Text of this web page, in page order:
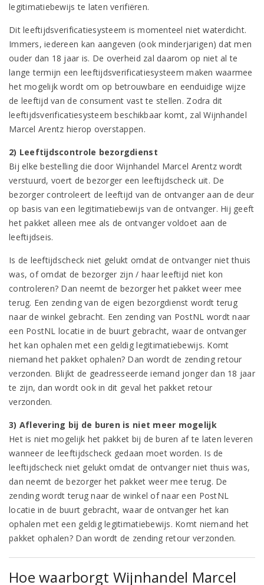
legitimatiebewijs te laten verifiëren.
Dit leeftijdsverificatiesysteem is momenteel niet waterdicht.
Immers, iedereen kan aangeven (ook minderjarigen) dat men
ouder dan 18 jaar is. De overheid zal daarom op niet al te
lange termijn een leeftijdsverificatiesysteem maken waarmee
het mogelijk wordt om op betrouwbare en eenduidige wijze
de leeftijd van de consument vast te stellen. Zodra dit
leeftijdsverificatiesysteem beschikbaar komt, zal Wijnhandel
Marcel Arentz hierop overstappen.
2) Leeftijdscontrole bezorgdienst
Bij elke bestelling die door Wijnhandel Marcel Arentz wordt
verstuurd, voert de bezorger een leeftijdscheck uit. De
bezorger controleert de leeftijd van de ontvanger aan de deur
op basis van een legitimatiebewijs van de ontvanger. Hij geeft
het pakket alleen mee als de ontvanger voldoet aan de
leeftijdseis.
Is de leeftijdscheck niet gelukt omdat de ontvanger niet thuis
was, of omdat de bezorger zijn / haar leeftijd niet kon
controleren? Dan neemt de bezorger het pakket weer mee
terug. Een zending van de eigen bezorgdienst wordt terug
naar de winkel gebracht. Een zending van PostNL wordt naar
een PostNL locatie in de buurt gebracht, waar de ontvanger
het kan ophalen met een geldig legitimatiebewijs. Komt
niemand het pakket ophalen? Dan wordt de zending retour
verzonden. Blijkt de geadresseerde iemand jonger dan 18 jaar
te zijn, dan wordt ook in dit geval het pakket retour
verzonden.
3) Aflevering bij de buren is niet meer mogelijk
Het is niet mogelijk het pakket bij de buren af te laten leveren
wanneer de leeftijdscheck gedaan moet worden. Is de
leeftijdscheck niet gelukt omdat de ontvanger niet thuis was,
dan neemt de bezorger het pakket weer mee terug. De
zending wordt terug naar de winkel of naar een PostNL
locatie in de buurt gebracht, waar de ontvanger het kan
ophalen met een geldig legitimatiebewijs. Komt niemand het
pakket ophalen? Dan wordt de zending retour verzonden.
Hoe waarborgt Wijnhandel Marcel